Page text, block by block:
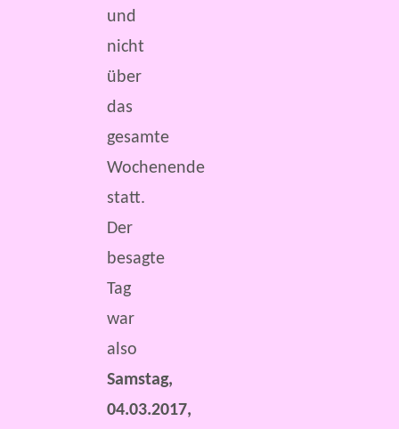
und
nicht
über
das
gesamte
Wochenende
statt.
Der
besagte
Tag
war
also
Samstag,
04.03.2017,